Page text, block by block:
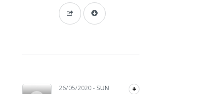
Lecteur audio 26/05/2020- SUN +